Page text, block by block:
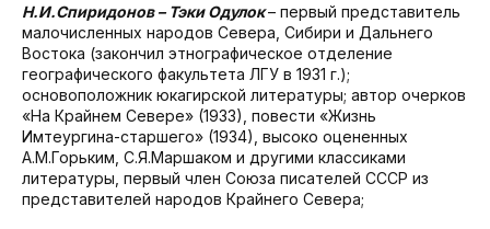
Н.И.Спиридонов – Тэки Одулок– первый представитель
малочисленных народов Севера, Сибири и Дальнего
Востока (закончил этнографическое отделение
географического факультета ЛГУ в 1931 г.);
основоположник юкагирской литературы; автор очерков
«На Крайнем Севере» (1933), повести «Жизнь
Имтеургина-старшего» (1934), высоко оцененных
А.М.Горьким, С.Я.Маршаком и другими классиками
литературы, первый член Союза писателей СССР из
представителей народов Крайнего Севера;